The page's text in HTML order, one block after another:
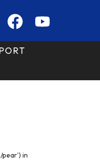
pear') in